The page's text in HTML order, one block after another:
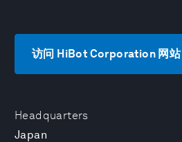
Headquarters
Japan
访问 HiBot Corporation 网站